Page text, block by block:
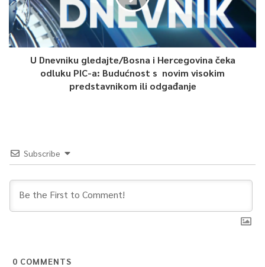
U Dnevniku gledajte/Bosna i Hercegovina čeka
odluku PIC-a: Budućnost s novim visokim
predstavnikom ili odgađanje
Subscribe
0 COMMENTS